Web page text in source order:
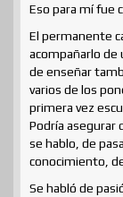
Eso para mí fue
El permanente
acompañarlo de
de enseñar
varios de los
primera vez
Podría asegurar
se hablo, de
conocimiento,
Se habló de